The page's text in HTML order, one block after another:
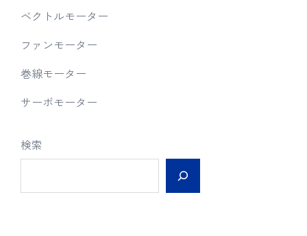
ベクトルモーター
ファンモーター
巻線モーター
サーボモーター
検索